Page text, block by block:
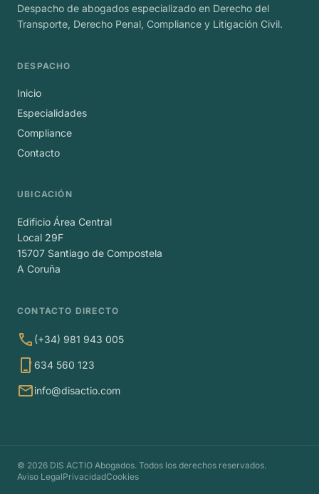
Despacho de abogados especializado en Derecho del
Transporte, Derecho Penal, Compliance y Litigación Civil.
DESPACHO
Inicio
Especialidades
Compliance
Contacto
UBICACIÓN
Edificio Área Central
Local 29F
15707 Santiago de Compostela
A Coruña
CONTACTO DIRECTO
 (+34) 981 943 005
 634 560 123
info@disactio.com
© 2026 DIS ACTIO Abogados. Todos los derechos reservados.
Aviso LegalPrivacidadCookies